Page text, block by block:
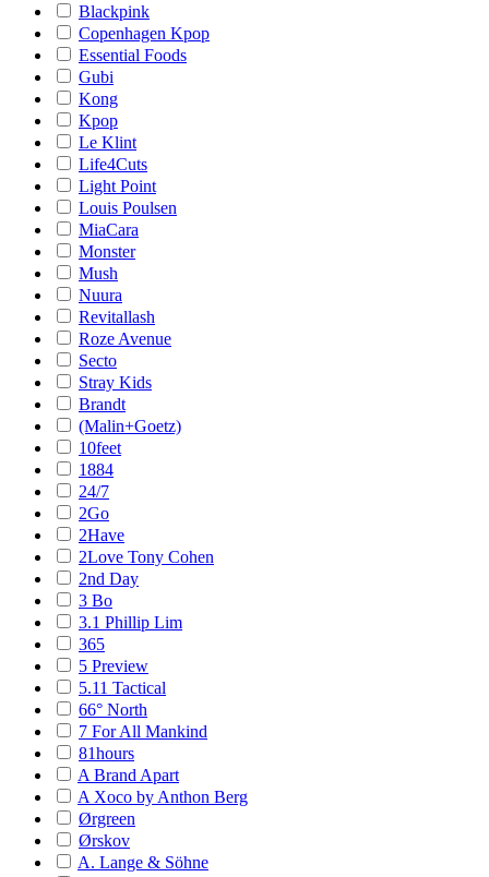
Blackpink
Copenhagen Kpop
Essential Foods
Gubi
Kong
Kpop
Le Klint
Life4Cuts
Light Point
Louis Poulsen
MiaCara
Monster
Mush
Nuura
Revitallash
Roze Avenue
Secto
Stray Kids
Brandt
(Malin+Goetz)
10feet
1884
24/7
2Go
2Have
2Love Tony Cohen
2nd Day
3 Bo
3.1 Phillip Lim
365
5 Preview
5.11 Tactical
66° North
7 For All Mankind
81hours
A Brand Apart
A Xoco by Anthon Berg
Ørgreen
Ørskov
A. Lange & Söhne